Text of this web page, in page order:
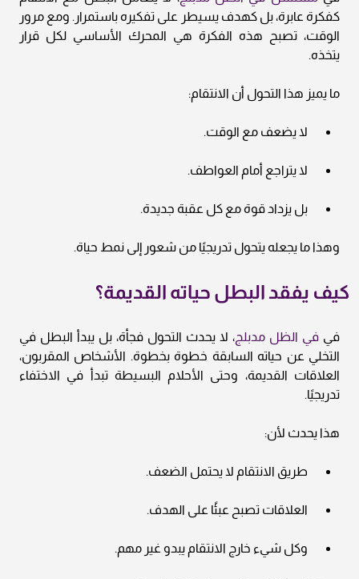
كفكرة عابرة، بل كهدف يسيطر على تفكيره باستمرار. ومع مرور
الوقت، تصبح هذه الفكرة هي المحرك الأساسي لكل قرار
يتخذه.
ما يميز هذا التحول أن الانتقام:
لا يضعف مع الوقت.
لا يتراجع أمام العواطف.
بل يزداد قوة مع كل عقبة جديدة.
وهذا ما يجعله يتحول تدريجيًا من شعور إلى نمط حياة.
كيف يفقد البطل حياته القديمة؟
في في الظل مدبلج، لا يحدث التحول فجأة، بل يبدأ البطل في
التخلي عن حياته السابقة خطوة بخطوة. الأشخاص المقربون،
العلاقات القديمة، وحتى الأحلام البسيطة تبدأ في الاختفاء
تدريجيًا.
هذا يحدث لأن:
طريق الانتقام لا يحتمل الضعف.
العلاقات تصبح عبئًا على الهدف.
وكل شيء خارج الانتقام يبدو غير مهم.